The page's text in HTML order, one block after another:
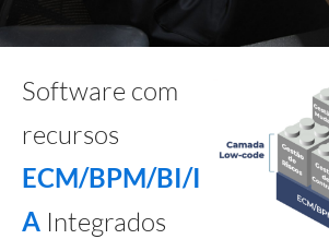
Software com
recursos
ECM/BPM/BI/I
A Integrados